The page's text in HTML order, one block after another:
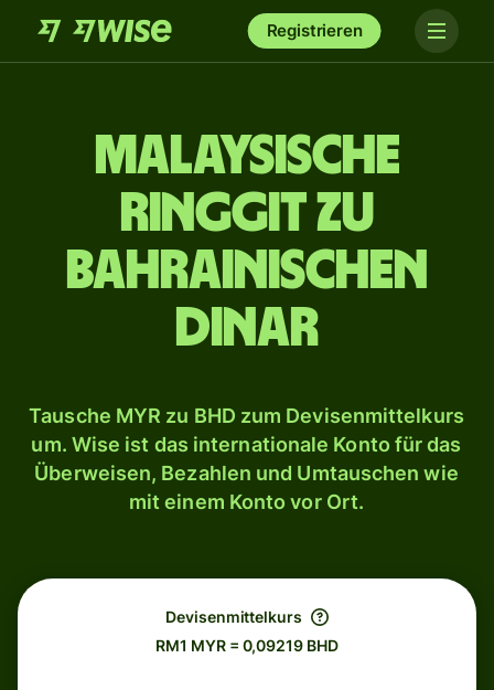
Registrieren
Malaysische
Ringgit zu
bahrainischen
Dinar
Tausche MYR zu BHD zum Devisenmittelkurs
um. Wise ist das internationale Konto für das
Überweisen, Bezahlen und Umtauschen wie
mit einem Konto vor Ort.
Devisenmittelkurs
RM1 MYR = 0,09219 BHD